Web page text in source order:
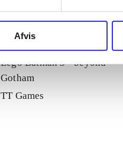
Afvis
Lego Batman 3 - beyond
Gotham
TT Games